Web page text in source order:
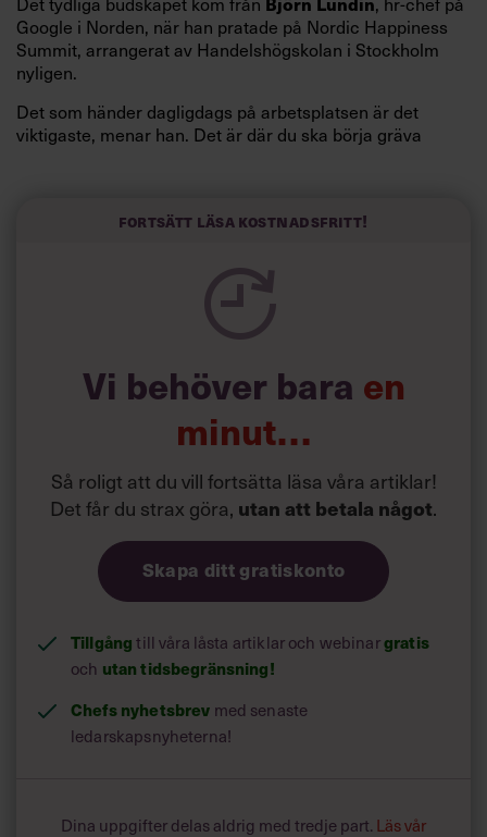
Google i Norden, när han pratade på Nordic Happiness
Summit, arrangerat av Handelshögskolan i Stockholm
nyligen.
Det som händer dagligdags på arbetsplatsen är det
viktigaste, menar han. Det är där du ska börja gräva
och höjt arbetsglädjen på Google:
Fortsätt läsa kostnadsfritt!
Vi behöver bara en
minut…
Så roligt att du vill fortsätta läsa våra artiklar!
Det får du strax göra, utan att betala något.
Skapa ditt gratiskonto
Tillgång till våra låsta artiklar och webinargratis
och utan tidsbegränsning!
Chefs nyhetsbrev med senaste
ledarskapsnyheterna!
Dina uppgifter delas aldrig med tredje part. Läs vår